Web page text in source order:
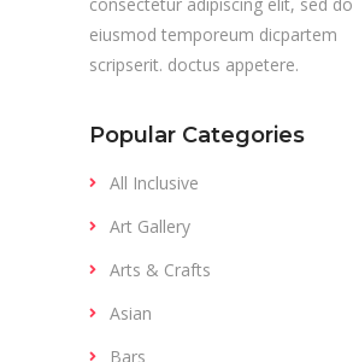
eiusmod temporeum dicpartem
scripserit. doctus appetere.
Popular Categories
All Inclusive
Art Gallery
Arts & Crafts
Asian
Bars